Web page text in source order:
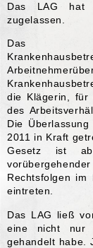
Das LAG hat
zugelassen.
Das
die Klägerin, für
des
Die
2011 in Kraft
Gesetz ist
Rechtsfolgen
eintreten.
Das LAG ließ
eine nicht nur
gehandelt habe.